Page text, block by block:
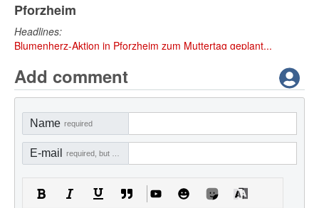
Pforzheim
Headlines:
Blumenherz-Aktion in Pforzheim zum Muttertag geplant...
Add comment
Name required
E-mail